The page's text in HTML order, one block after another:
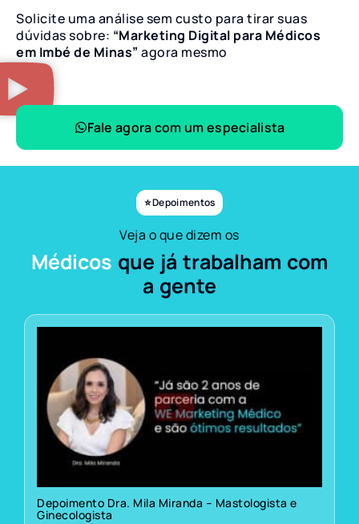
Solicite uma análise sem custo para tirar suas
dúvidas sobre: “Marketing Digital para Médicos
em Imbé de Minas” agora mesmo
Fale agora com um especialista
⭐ Depoimentos
Veja o que dizem os
Médicos que já trabalham com
a gente
Depoimento Dra. Mila Miranda – Mastologista e
Ginecologista